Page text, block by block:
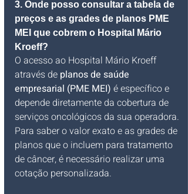
3. Onde posso consultar a tabela de
preços e as grades de planos PME
MEI que cobrem o Hospital Mário
Kroeff?
O acesso ao Hospital Mário Kroeff
através de planos de saúde
empresarial (PME MEI) é específico e
depende diretamente da cobertura de
serviços oncológicos da sua operadora.
Para saber o valor exato e as grades de
planos que o incluem para tratamento
de câncer, é necessário realizar uma
cotação personalizada.